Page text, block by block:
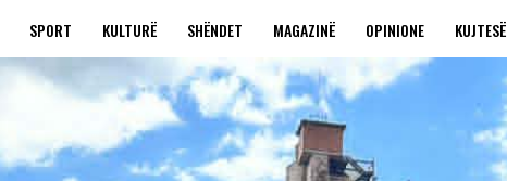
SPORT KULTURË SHËNDET MAGAZINË OPINIONE KUJTESË